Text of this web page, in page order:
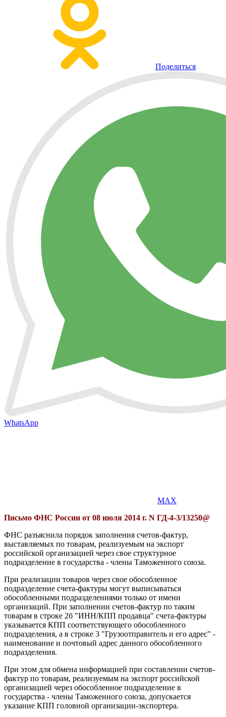
Поделиться
WhatsApp
MAX
Письмо ФНС России от 08 июля 2014 г. N ГД-4-3/13250@
ФНС разъяснила порядок заполнения счетов-фактур,
выставляемых по товарам, реализуемым на экспорт
российской организацией через свое структурное
подразделение в государства - члены Таможенного союза.
При реализации товаров через свое обособленное
подразделение счета-фактуры могут выписываться
обособленными подразделениями только от имени
организаций. При заполнении счетов-фактур по таким
товарам в строке 2б "ИНН/КПП продавца" счета-фактуры
указывается КПП соответствующего обособленного
подразделения, а в строке 3 "Грузоотправитель и его адрес" -
наименование и почтовый адрес данного обособленного
подразделения.
При этом для обмена информацией при составлении счетов-
фактур по товарам, реализуемым на экспорт российской
организацией через обособленное подразделение в
государства - члены Таможенного союза, допускается
указание КПП головной организации-экспортера.